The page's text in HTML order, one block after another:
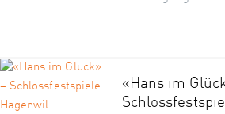
«Hans im